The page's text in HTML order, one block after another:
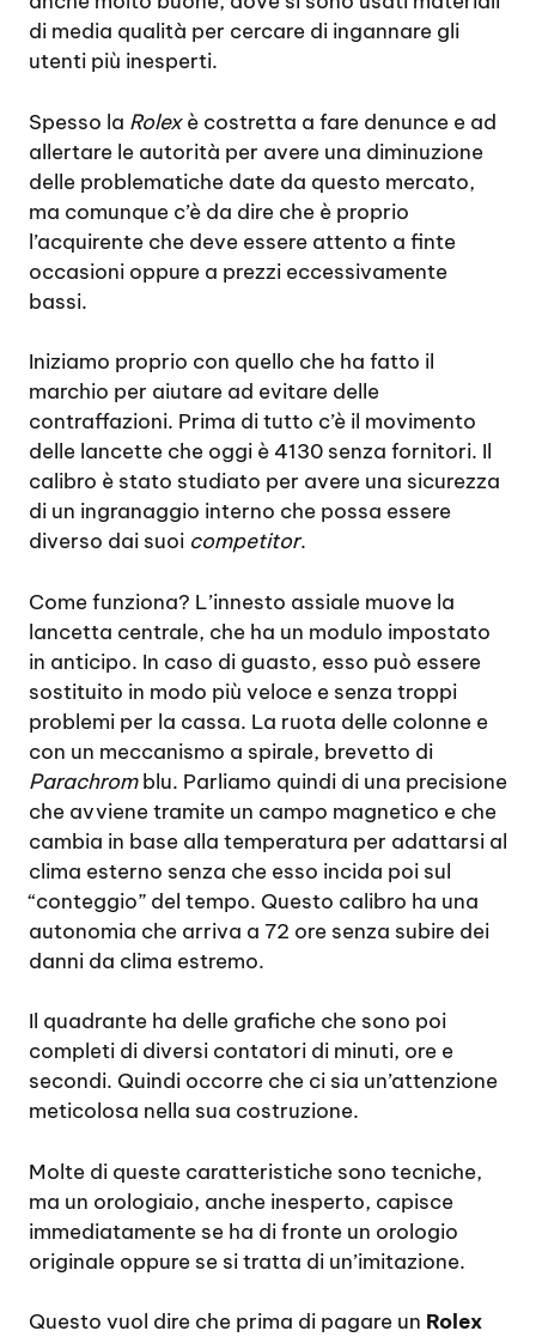
di media qualità per cercare di ingannare gli
utenti più inesperti.
Spesso la Rolexè costretta a fare denunce e ad
allertare le autorità per avere una diminuzione
delle problematiche date da questo mercato,
ma comunque c’è da dire che è proprio
l’acquirente che deve essere attento a finte
occasioni oppure a prezzi eccessivamente
bassi.
Iniziamo proprio con quello che ha fatto il
marchio per aiutare ad evitare delle
contraffazioni. Prima di tutto c’è il movimento
delle lancette che oggi è 4130 senza fornitori. Il
calibro è stato studiato per avere una sicurezza
di un ingranaggio interno che possa essere
diverso dai suoi competitor.
Come funziona? L’innesto assiale muove la
lancetta centrale, che ha un modulo impostato
in anticipo. In caso di guasto, esso può essere
sostituito in modo più veloce e senza troppi
problemi per la cassa. La ruota delle colonne e
con un meccanismo a spirale, brevetto di
Parachromblu. Parliamo quindi di una precisione
che avviene tramite un campo magnetico e che
cambia in base alla temperatura per adattarsi al
clima esterno senza che esso incida poi sul
“conteggio” del tempo. Questo calibro ha una
autonomia che arriva a 72 ore senza subire dei
danni da clima estremo.
Il quadrante ha delle grafiche che sono poi
completi di diversi contatori di minuti, ore e
secondi. Quindi occorre che ci sia un’attenzione
meticolosa nella sua costruzione.
Molte di queste caratteristiche sono tecniche,
ma un orologiaio, anche inesperto, capisce
immediatamente se ha di fronte un orologio
originale oppure se si tratta di un’imitazione.
Questo vuol dire che prima di pagare un Rolex